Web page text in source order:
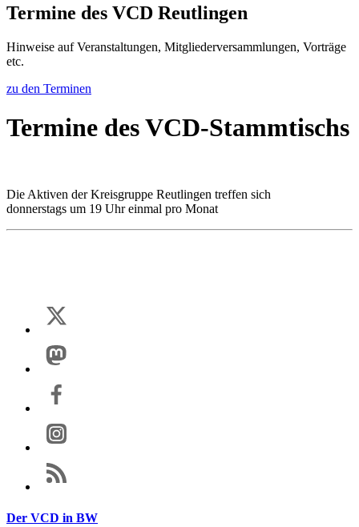
Termine des VCD Reutlingen
Hinweise auf Veranstaltungen, Mitgliederversammlungen, Vorträge
etc.
zu den Terminen
Termine des VCD-Stammtischs
Die Aktiven der Kreisgruppe Reutlingen treffen sich
donnerstags um 19 Uhr einmal pro Monat
Der VCD in BW